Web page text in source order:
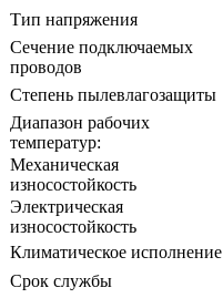
Тип напряжения
Сечение подключаемых
проводов
Степень пылевлагозащиты
Диапазон рабочих
температур:
Механическая
износостойкость
Электрическая
износостойкость
Климатическое исполнение
Срок службы